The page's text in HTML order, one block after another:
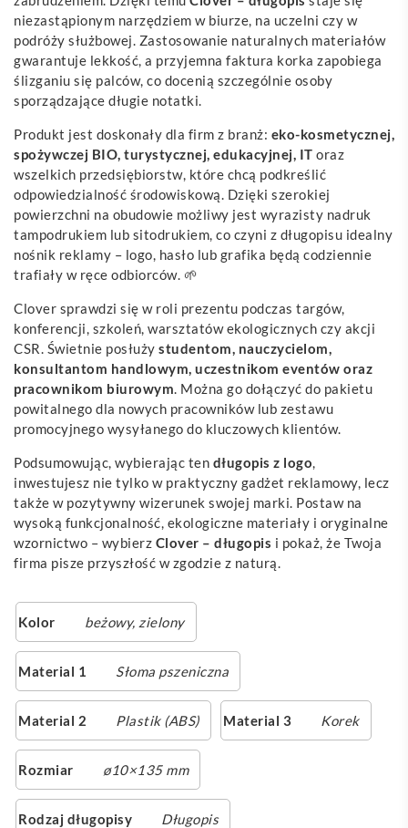
niezastąpionym narzędziem w biurze, na uczelni czy w
podróży służbowej. Zastosowanie naturalnych materiałów
gwarantuje lekkość, a przyjemna faktura korka zapobiega
ślizganiu się palców, co docenią szczególnie osoby
sporządzające długie notatki.
Produkt jest doskonały dla firm z branż: eko-kosmetycznej,
spożywczej BIO, turystycznej, edukacyjnej, IT oraz
wszelkich przedsiębiorstw, które chcą podkreślić
odpowiedzialność środowiskową. Dzięki szerokiej
powierzchni na obudowie możliwy jest wyrazisty nadruk
tampodrukiem lub sitodrukiem, co czyni z długopisu idealny
nośnik reklamy – logo, hasło lub grafika będą codziennie
trafiały w ręce odbiorców. 🌱
Clover sprawdzi się w roli prezentu podczas targów,
konferencji, szkoleń, warsztatów ekologicznych czy akcji
CSR. Świetnie posłuży studentom, nauczycielom,
konsultantom handlowym, uczestnikom eventów oraz
pracownikom biurowym. Można go dołączyć do pakietu
powitalnego dla nowych pracowników lub zestawu
promocyjnego wysyłanego do kluczowych klientów.
Podsumowując, wybierając ten długopis z logo,
inwestujesz nie tylko w praktyczny gadżet reklamowy, lecz
także w pozytywny wizerunek swojej marki. Postaw na
wysoką funkcjonalność, ekologiczne materiały i oryginalne
wzornictwo – wybierz Clover – długopis i pokaż, że Twoja
firma pisze przyszłość w zgodzie z naturą.
Kolor beżowy, zielony
Material 1 Słoma pszeniczna
Material 2 Plastik (ABS) Material 3 Korek
Rozmiar ø10×135 mm
Rodzaj długopisy Długopis